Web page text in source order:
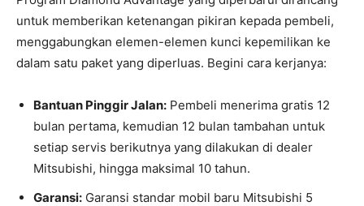
untuk memberikan ketenangan pikiran kepada pembeli,
menggabungkan elemen-elemen kunci kepemilikan ke
dalam satu paket yang diperluas. Begini cara kerjanya:
Bantuan Pinggir Jalan: Pembeli menerima gratis 12
bulan pertama, kemudian 12 bulan tambahan untuk
setiap servis berikutnya yang dilakukan di dealer
Mitsubishi, hingga maksimal 10 tahun.
Garansi: Garansi standar mobil baru Mitsubishi 5